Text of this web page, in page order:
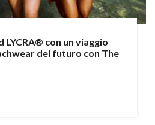
con un viaggio
del futuro con The